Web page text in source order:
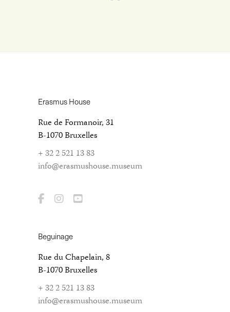
Erasmus House
Rue de Formanoir, 31
B-1070 Bruxelles
+ 32 2 521 13 83
info@erasmushouse.museum
Beguinage
Rue du Chapelain, 8
B-1070 Bruxelles
+ 32 2 521 13 83
info@erasmushouse.museum